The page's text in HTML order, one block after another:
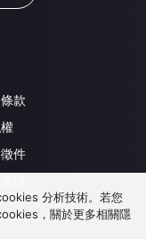
款
件
分析技術。若您
，關於更多相關隱